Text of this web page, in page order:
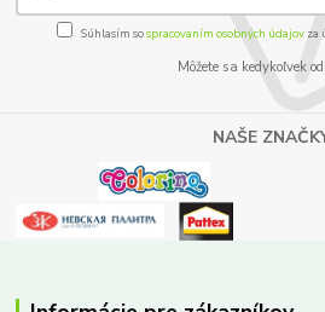
Súhlasím sospracovaním osobných údajov za
Môžete sa kedykoľvek
NAŠE